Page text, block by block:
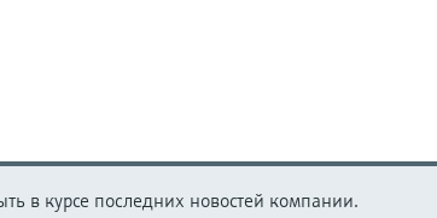
в курсе последних новостей компании.